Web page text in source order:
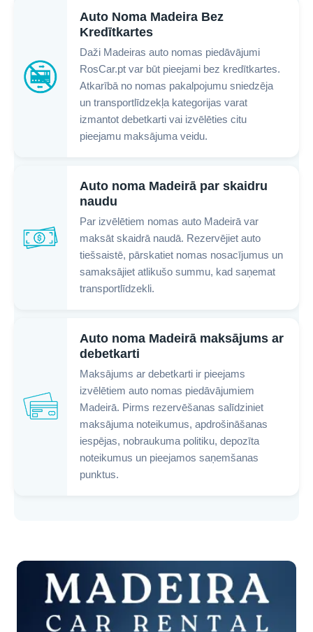
Auto Noma Madeira Bez
Kredītkartes
Daži Madeiras auto nomas piedāvājumi
RosCar.pt var būt pieejami bez kredītkartes.
Atkarībā no nomas pakalpojumu sniedzēja
un transportlīdzekļa kategorijas varat
izmantot debetkarti vai izvēlēties citu
pieejamu maksājuma veidu.
Auto noma Madeirā par skaidru
naudu
Par izvēlētiem nomas auto Madeirā var
maksāt skaidrā naudā. Rezervējiet auto
tiešsaistē, pārskatiet nomas nosacījumus un
samaksājiet atlikušo summu, kad saņemat
transportlīdzekli.
Auto noma Madeirā maksājums ar
debetkarti
Maksājums ar debetkarti ir pieejams
izvēlētiem auto nomas piedāvājumiem
Madeirā. Pirms rezervēšanas salīdziniet
maksājuma noteikumus, apdrošināšanas
iespējas, nobraukuma politiku, depozīta
noteikumus un pieejamos saņemšanas
punktus.